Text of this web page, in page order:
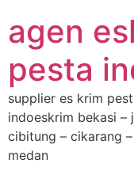
agen
pesta
supplier es krim
indoeskrim bekasi –
cibitung – cikarang
medan